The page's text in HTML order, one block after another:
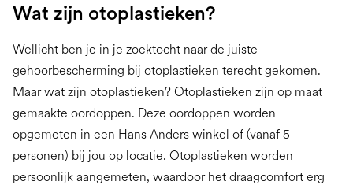
Wat zijn otoplastieken?
Wellicht ben je in je zoektocht naar de juiste
gehoorbescherming bij otoplastieken terecht gekomen.
Maar wat zijn otoplastieken? Otoplastieken zijn op maat
gemaakte oordoppen. Deze oordoppen worden
opgemeten in een Hans Anders winkel of (vanaf 5
personen) bij jou op locatie. Otoplastieken worden
persoonlijk aangemeten, waardoor het draagcomfort erg